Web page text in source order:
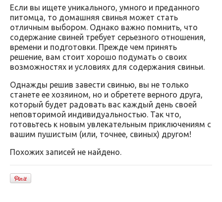
Если вы ищете уникального, умного и преданного
питомца, то домашняя свинья может стать
отличным выбором. Однако важно помнить, что
содержание свиней требует серьезного отношения,
времени и подготовки. Прежде чем принять
решение, вам стоит хорошо подумать о своих
возможностях и условиях для содержания свиньи.
Однажды решив завести свинью, вы не только
станете ее хозяином, но и обретете верного друга,
который будет радовать вас каждый день своей
неповторимой индивидуальностью. Так что,
готовьтесь к новым увлекательным приключениям с
вашим пушистым (или, точнее, свиных) другом!
Похожих записей не найдено.